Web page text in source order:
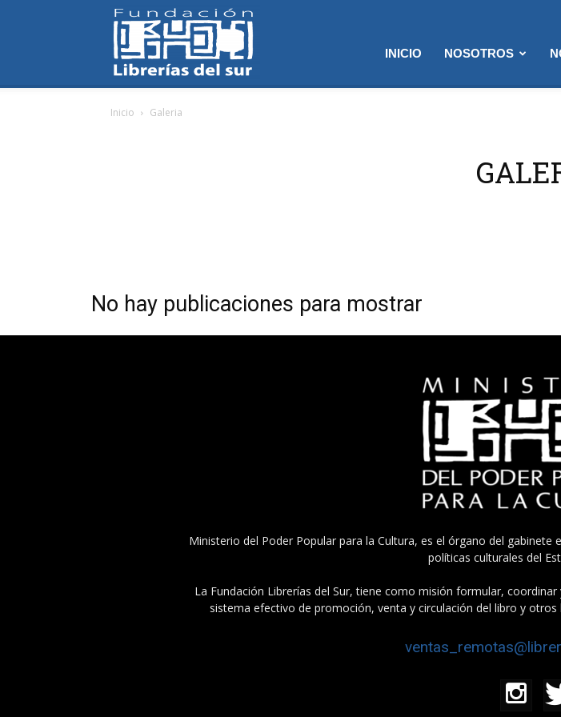
Sur
INICIO NOSOTROS
Inicio Galeria
No hay publicaciones para mostrar
Ministerio del Poder Popular para la Cultura, es el órgano del
políticas culturales del
La Fundación Librerías del Sur, tiene como misión formular,
sistema efectivo de promoción, venta y circulación del libro y